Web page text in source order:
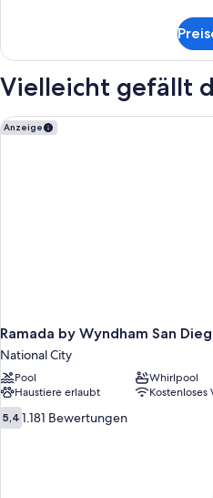
anzeigen
1
Bett,
Vielleicht gefällt
Anzeige
Ramada by Wyndham San
National City
Pool
Whirlpool
Haustiere erlaubt
Kostenloses
5.4
von
5,4 1.181 Bewertungen
Ramada by Wyndham San